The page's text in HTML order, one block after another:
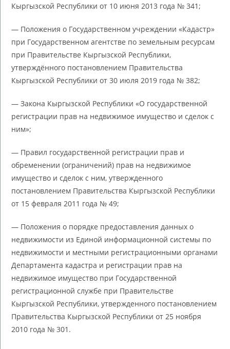
Кыргызской Республики от 10 июня 2013 года № 341;
— Положения о Государственном учреждении «Кадастр»
при Государственном агентстве по земельным ресурсам
при Правительстве Кыргызской Республики,
утверждённого постановлением Правительства
Кыргызской Республики от 30 июля 2019 года № 382;
— Закона Кыргызской Республики «О государственной
регистрации прав на недвижимое имущество и сделок с
ним»;
— Правил государственной регистрации прав и
обременении (ограничений) прав на недвижимое
имущество и сделок с ним, утвержденного
постановлением Правительства Кыргызской Республики
от 15 февраля 2011 года № 49;
— Положения о порядке предоставления данных о
недвижимости из Единой информационной системы по
недвижимости и местными регистрационными органами
Департамента кадастра и регистрации прав на
недвижимое имущество при Государственной
регистрационной службе при Правительстве
Кыргызской Республики, утвержденного постановлением
Правительства Кыргызской Республики от 25 ноября
2010 года № 301.